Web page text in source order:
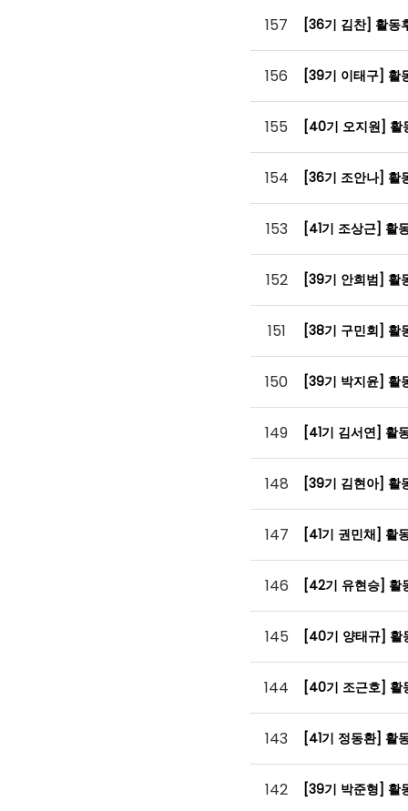
157 [36기 김찬] 활동
156 [39기 이태구] 활
155 [40기 오지원] 활
154 [36기 조안나] 활
153 [41기 조상근] 활
152 [39기 안희범] 활
151 [38기 구민회] 활
150 [39기 박지윤] 활
149 [41기 김서연] 활
148 [39기 김현아] 활
147 [41기 권민채] 활
146 [42기 유현승] 활
145 [40기 양태규] 활
144 [40기 조근호] 활
143 [41기 정동환] 활
142 [39기 박준형] 활